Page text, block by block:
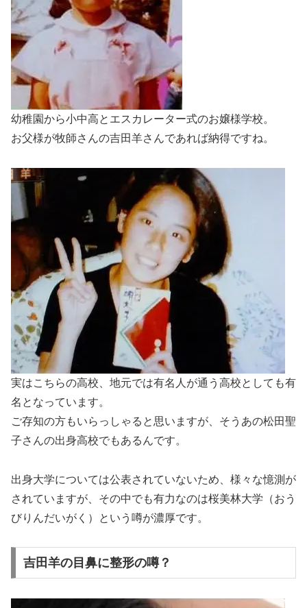
幼稚園から小中高とエスカレーター式のお嬢様学校。
お父様が牧師さんの吉田羊さんであれば納得ですね。
実はこちらの高校、地元では有名人が通う高校としても有
名となっています。
ご存知の方もいらっしゃると思いますが、そうあの松田聖
子さんの出身高校でもあるんです。
出身大学については公表されていないため、様々な憶測が
されていますが、その中でも有力なのは桜美林大学（おう
びりんだいがく）という噂が濃厚です。
吉田羊の目鼻に整形の噂？